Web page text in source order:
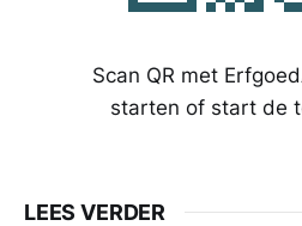
Scan QR met
starten of start de
LEES VERDER